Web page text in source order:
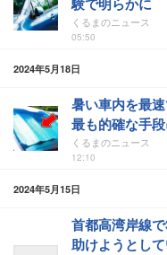
くるまのニュース
05:50
2024年5月18日
暑い車内を最
最も的確な手
くるまのニュース
12:10
2024年5月15日
首都高湾岸線
助けようとし